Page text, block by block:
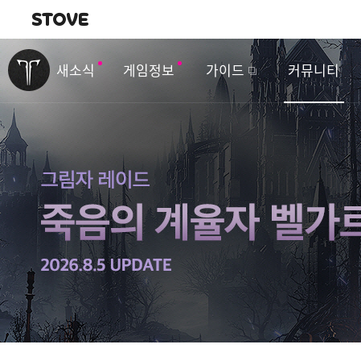
내비게이션
새소식 게임정보 가이드 커뮤니티
벤
트
&
업
데
이
트